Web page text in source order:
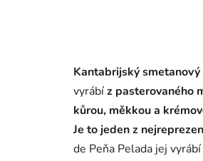
Kantabrijský smetanový
vyrábíz pasterovaného
kůrou, měkkou a
Je to jeden z
de Peňa Pelada jej